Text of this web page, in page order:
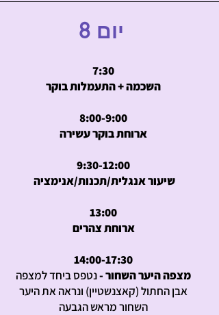
יום 8
7:30
השכמה + התעמלות בוקר
8:00-9:00
ארוחת בוקר עשירה
9:30-12:00
שיעור אנגלית/תכנות/אנימציה
13:00
ארוחת צהרים
14:00-17:30
מצפה היער השחור -נטפס ביחד למצפה
אבן החתול (קאצנשטיין) ונראה את היער
השחור מראש הגבעה